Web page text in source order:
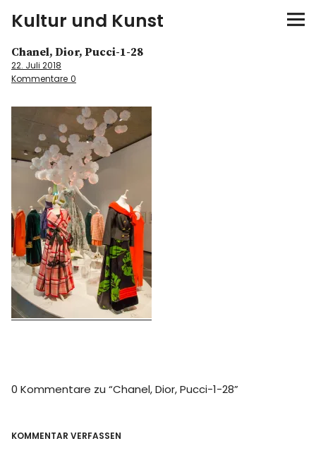
Kultur und Kunst
kultur & kunst
Spiele
Konzerte
Museen bei…
Bloggerreisen
Über mich
Chanel, Dior, Pucci-1-28
22. Juli 2018
Kommentare 0
0 Kommentare zu “Chanel, Dior, Pucci-1-28”
KOMMENTAR VERFASSEN